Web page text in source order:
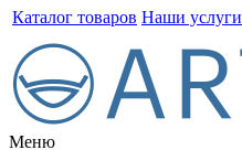
Каталог товаров Наши услуги
Меню